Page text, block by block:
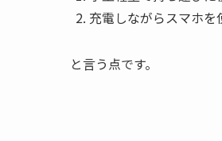
充電しながらスマホを
と言う点です。